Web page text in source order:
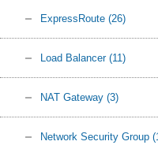
ExpressRoute (26)
Load Balancer (11)
NAT Gateway (3)
Network Security Group